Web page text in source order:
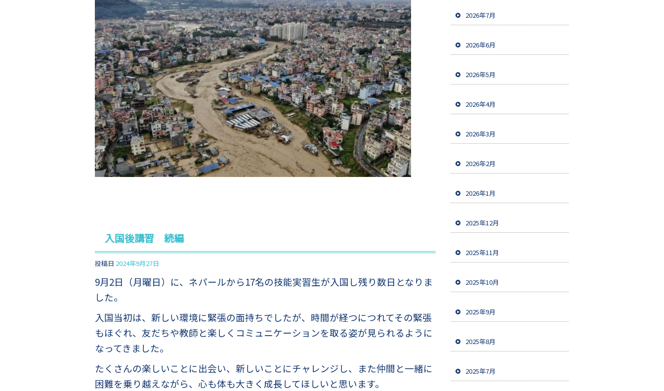
入国後講習 続編
投稿日 2024年9月27日
9月2日（月曜日）に、ネパールから17名の技能実習生が入国し残り数日となりま
した。
入国当初は、新しい環境に緊張の面持ちでしたが、時間が経つにつれてその緊張
もほぐれ、友だちや教師と楽しくコミュニケーションを取る姿が見られるように
なってきました。
たくさんの楽しいことに出会い、新しいことにチャレンジし、また仲間と一緒に
困難を乗り越えながら、心も体も大きく成長してほしいと思います。
2026年7月
2026年6月
2026年5月
2026年4月
2026年3月
2026年2月
2026年1月
2025年12月
2025年11月
2025年10月
2025年9月
2025年8月
2025年7月